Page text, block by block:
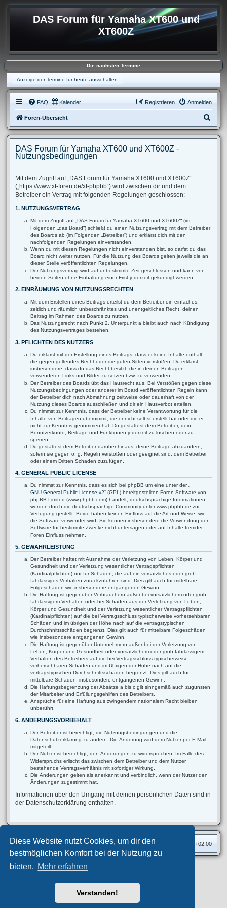
Diese Website nutzt Cookies, um dir den
bestmöglichen Komfort bei der Nutzung zu
bieten. Mehr erfahren
Verstanden!
DAS Forum für Yamaha XT600 und
XT600Z
Die nächsten Termine
Anzeige der Termine für heute ausschalten
FAQ Kalender Anmelden
Registrieren
Foren-Übersicht
u
e
DAS Forum für Yamaha XT600 und XT600Z -
Nutzungsbedingungen
Mit dem Zugriff auf „DAS Forum für Yamaha XT600 und XT600Z“
(„https://www.xt-foren.de/xt-phpbb“) wird zwischen dir und dem
Betreiber ein Vertrag mit folgenden Regelungen geschlossen:
1. NUTZUNGSVERTRAG
Mit dem Zugriff auf „DAS Forum für Yamaha XT600 und XT600Z“ (im
Folgenden „das Board“) schließt du einen Nutzungsvertrag mit dem Betreiber
des Boards ab (im Folgenden „Betreiber“) und erklärst dich mit den
nachfolgenden Regelungen einverstanden.
Wenn du mit diesen Regelungen nicht einverstanden bist, so darfst du das
Board nicht weiter nutzen. Für die Nutzung des Boards gelten jeweils die an
dieser Stelle veröffentlichten Regelungen.
Der Nutzungsvertrag wird auf unbestimmte Zeit geschlossen und kann von
beiden Seiten ohne Einhaltung einer Frist jederzeit gekündigt werden.
2. EINRÄUMUNG VON NUTZUNGSRECHTEN
Mit dem Erstellen eines Beitrags erteilst du dem Betreiber ein einfaches,
zeitlich und räumlich unbeschränktes und unentgeltliches Recht, deinen
Beitrag im Rahmen des Boards zu nutzen.
Das Nutzungsrecht nach Punkt 2, Unterpunkt a bleibt auch nach Kündigung
des Nutzungsvertrages bestehen.
3. PFLICHTEN DES NUTZERS
Du erklärst mit der Erstellung eines Beitrags, dass er keine Inhalte enthält,
die gegen geltendes Recht oder die guten Sitten verstoßen. Du erklärst
insbesondere, dass du das Recht besitzt, die in deinen Beiträgen
verwendeten Links und Bilder zu setzen bzw. zu verwenden.
Der Betreiber des Boards übt das Hausrecht aus. Bei Verstößen gegen diese
Nutzungsbedingungen oder anderer im Board veröffentlichten Regeln kann
der Betreiber dich nach Abmahnung zeitweise oder dauerhaft von der
Nutzung dieses Boards ausschließen und dir ein Hausverbot erteilen.
Du nimmst zur Kenntnis, dass der Betreiber keine Verantwortung für die
Inhalte von Beiträgen übernimmt, die er nicht selbst erstellt hat oder die er
nicht zur Kenntnis genommen hat. Du gestattest dem Betreiber, dein
Benutzerkonto, Beiträge und Funktionen jederzeit zu löschen oder zu
sperren.
Du gestattest dem Betreiber darüber hinaus, deine Beiträge abzuändern,
sofern sie gegen o. g. Regeln verstoßen oder geeignet sind, dem Betreiber
oder einem Dritten Schaden zuzufügen.
4. GENERAL PUBLIC LICENSE
Du nimmst zur Kenntnis, dass es sich bei phpBB um eine unter der „
GNU General Public License v2“ (GPL) bereitgestellten Foren-Software von
phpBB Limited (www.phpbb.com) handelt; deutschsprachige Informationen
werden durch die deutschsprachige Community unter www.phpbb.de zur
Verfügung gestellt. Beide haben keinen Einfluss auf die Art und Weise, wie
die Software verwendet wird. Sie können insbesondere die Verwendung der
Software für bestimmte Zwecke nicht untersagen oder auf Inhalte fremder
Foren Einfluss nehmen.
5. GEWÄHRLEISTUNG
Der Betreiber haftet mit Ausnahme der Verletzung von Leben, Körper und
Gesundheit und der Verletzung wesentlicher Vertragspflichten
(Kardinalpflichten) nur für Schäden, die auf ein vorsätzliches oder grob
fahrlässiges Verhalten zurückzuführen sind. Dies gilt auch für mittelbare
Folgeschäden wie insbesondere entgangenen Gewinn.
Die Haftung ist gegenüber Verbrauchern außer bei vorsätzlichem oder grob
fahrlässigem Verhalten oder bei Schäden aus der Verletzung von Leben,
Körper und Gesundheit und der Verletzung wesentlicher Vertragspflichten
(Kardinalpflichten) auf die bei Vertragsschluss typischerweise vorhersehbaren
Schäden und im übrigen der Höhe nach auf die vertragstypischen
Durchschnittsschäden begrenzt. Dies gilt auch für mittelbare Folgeschäden
wie insbesondere entgangenen Gewinn.
Die Haftung ist gegenüber Unternehmern außer bei der Verletzung von
Leben, Körper und Gesundheit oder vorsätzlichem oder grob fahrlässigem
Verhalten des Betreibers auf die bei Vertragsschluss typischerweise
vorhersehbaren Schäden und im Übrigen der Höhe nach auf die
vertragstypischen Durchschnittsschäden begrenzt. Dies gilt auch für
mittelbare Schäden, insbesondere entgangenen Gewinn.
Die Haftungsbegrenzung der Absätze a bis c gilt sinngemäß auch zugunsten
der Mitarbeiter und Erfüllungsgehilfen des Betreibers.
Ansprüche für eine Haftung aus zwingendem nationalem Recht bleiben
unberührt.
6. ÄNDERUNGSVORBEHALT
Der Betreiber ist berechtigt, die Nutzungsbedingungen und die
Datenschutzerklärung zu ändern. Die Änderung wird dem Nutzer per E-Mail
mitgeteilt.
Der Nutzer ist berechtigt, den Änderungen zu widersprechen. Im Falle des
Widerspruchs erlischt das zwischen dem Betreiber und dem Nutzer
bestehende Vertragsverhältnis mit sofortiger Wirkung.
Die Änderungen gelten als anerkannt und verbindlich, wenn der Nutzer den
Änderungen zugestimmt hat.
Informationen über den Umgang mit deinen persönlichen Daten sind in
der Datenschutzerklärung enthalten.
Foren-Übersicht Alle Zeiten sind UTC+02:00
Privates Forum ©